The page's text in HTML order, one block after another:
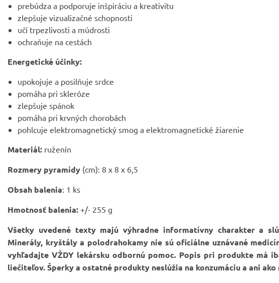
prebúdza a podporuje inšpiráciu a kreativitu
zlepšuje vizualizačné schopnosti
učí trpezlivosti a múdrosti
ochraňuje na cestách
Energetické účinky:
upokojuje a posilňuje srdce
pomáha pri skleróze
zlepšuje spánok
pomáha pri krvných chorobách
pohlcuje elektromagnetický smog a elektromagnetické žiarenie
Materiál: ruženín
Rozmery pyramídy (cm): 8 x 8 x 6,5
Obsah balenia: 1 ks
Hmotnosť balenia: +/- 255 g
Všetky uvedené texty majú výhradne informatívny charakter a
Minerály, kryštály a polodrahokamy nie sú oficiálne uznávané
vyhľadajte VŽDY lekársku odbornú pomoc. Popis pri produkte má
liečiteľov. Šperky a ostatné produkty neslúžia na konzumáciu a ani